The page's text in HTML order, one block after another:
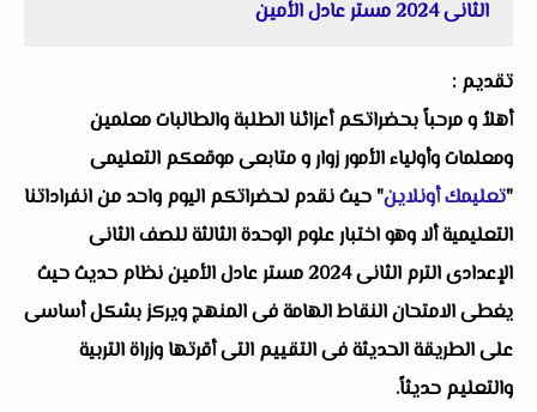
الثانى 2024 مستر عادل الأمين
تقديم :
أهلاُ و مرحباً بحضراتكم أعزائنا الطلبة والطالبات معلمين
ومعلمات وأولياء الأمور زوار و متابعى موقعكم التعليمى
"تعليمك أونلاين" حيث نقدم لحضراتكم اليوم واحد من انفراداتنا
التعليمية ألا وهو اختبار علوم الوحدة الثالثة للصف الثانى
الإعدادى الترم الثانى 2024 مستر عادل الأمين نظام حديث حيث
يغطى الامتحان النقاط الهامة فى المنهج ويركز بشكل أساسى
على الطريقة الحديثة فى التقييم التى أقرتها وزراة التربية
والتعليم حديثاً.